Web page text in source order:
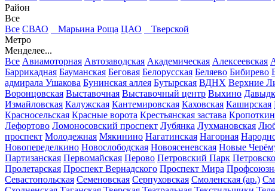
Район
Все
Все СВАО Марьина Роща ЦАО
Тверской
Метро
Менделее...
Все Авиамоторная Автозаводская Академическая Алексеевская
Баррикадная Бауманская Беговая Белорусская Беляево Бибирево
адмирала Ушакова Бунинская аллея Бутырская ВДНХ Верхние
Воронцовская Выставочная Выставочный центр Выхино
Измайловская Калужская Кантемировская Каховская Каширская
Красносельская Красные ворота Крестьянская застава
Лефортово Ломоносовский проспект Лубянка Лухмановская
проспект Молодежная Мякинино Нагатинская Нагорная
Новопеределкино Новослободская Новоясеневская Новые
Партизанская Первомайская Перово Петровский Парк
Пролетарская Проспект Вернадского Проспект Мира
Севастопольская Семеновская Серпуховская Смоленская (ар.)